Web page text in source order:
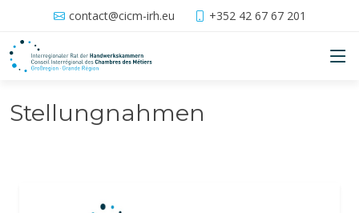
contact@cicm-irh.eu +352 42 67 67 201
Stellungnahmen